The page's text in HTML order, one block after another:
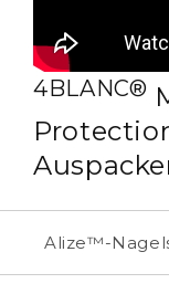
4BLANC®
Alize™-